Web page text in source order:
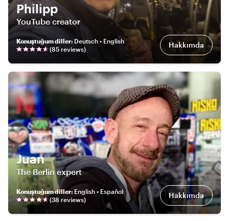
Philipp
YouTube creator
Konuştuğum diller: Deutsch • English
(85 reviews) Hakkımda
Juan
The Berlin expert
Konuştuğum diller: English • Español
(38 reviews) Hakkımda